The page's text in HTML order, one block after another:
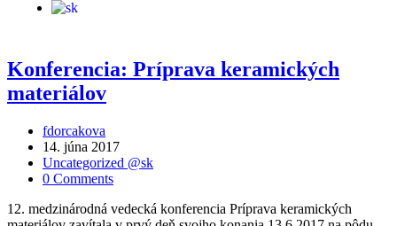
Konferencia: Príprava keramických
materiálov
fdorcakova
14. júna 2017
Uncategorized @sk
0 Comments
12. medzinárodná vedecká konferencia Príprava keramických